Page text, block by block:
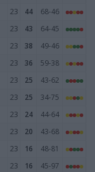
23 44
68-46
23 43
64-45
23 38
49-46
23 36
59-38
23 25
43-62
23 25
34-75
23 24
44-64
23 20
43-68
23 16
48-81
23 16
45-97